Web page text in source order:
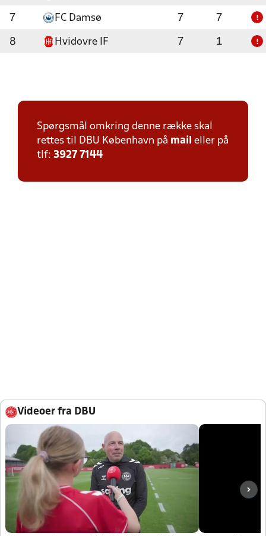
7 FC Damsø 7 7 !
8 Hvidovre IF 7 1 !
Spørgsmål omkring denne række skal
rettes til DBU København på mail eller på
tlf: 3927 7144
Videoer fra DBU